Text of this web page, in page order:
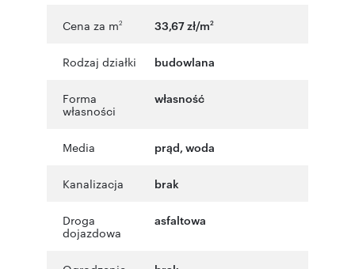
Cena za m2 33,67 zł/m2
Rodzaj działki budowlana
Forma
własności
własność
Media prąd, woda
Kanalizacja brak
Droga
dojazdowa
asfaltowa